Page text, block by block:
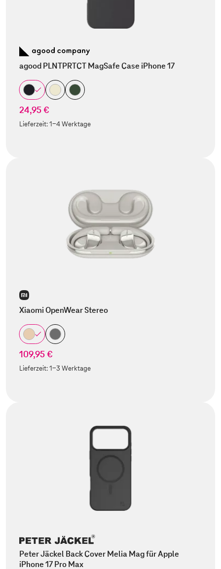
agood PLNTPRTCT MagSafe Case iPhone 17
24,95 €
Lieferzeit:1-4 Werktage
Xiaomi OpenWear Stereo
109,95 €
Lieferzeit:1-3 Werktage
Peter Jäckel Back Cover Melia Mag für Apple
iPhone 17 Pro Max